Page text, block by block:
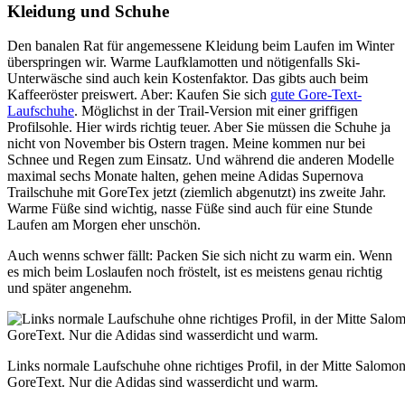
Kleidung und Schuhe
Den banalen Rat für angemessene Kleidung beim Laufen im Winter
überspringen wir. Warme Laufklamotten und nötigenfalls Ski-
Unterwäsche sind auch kein Kostenfaktor. Das gibts auch beim
Kaffeeröster preiswert. Aber: Kaufen Sie sich gute Gore-Text-
Laufschuhe. Möglichst in der Trail-Version mit einer griffigen
Profilsohle. Hier wirds richtig teuer. Aber Sie müssen die Schuhe ja
nicht von November bis Ostern tragen. Meine kommen nur bei
Schnee und Regen zum Einsatz. Und während die anderen Modelle
maximal sechs Monate halten, gehen meine Adidas Supernova
Trailschuhe mit GoreTex jetzt (ziemlich abgenutzt) ins zweite Jahr.
Warme Füße sind wichtig, nasse Füße sind auch für eine Stunde
Laufen am Morgen eher unschön.
Auch wenns schwer fällt: Packen Sie sich nicht zu warm ein. Wenn
es mich beim Loslaufen noch fröstelt, ist es meistens genau richtig
und später angenehm.
Links normale Laufschuhe ohne richtiges Profil, in der Mitte
GoreText. Nur die Adidas sind wasserdicht und warm.